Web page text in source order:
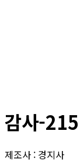
감사-215
제조사 : 경지사